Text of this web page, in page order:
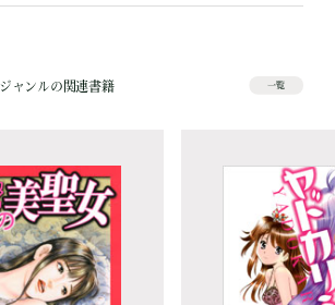
ジャンルの関連書籍 一覧